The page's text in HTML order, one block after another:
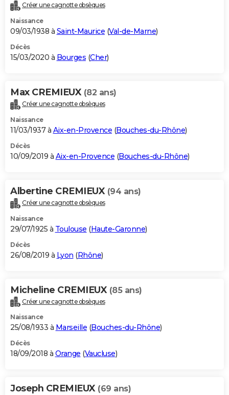
Créer une cagnotte obsèques
Naissance
09/03/1938 à Saint-Maurice (Val-de-Marne)
Décès
15/03/2020 à Bourges (Cher)
Max CREMIEUX (82 ans)
Créer une cagnotte obsèques
Naissance
11/03/1937 à Aix-en-Provence (Bouches-du-Rhône)
Décès
10/09/2019 à Aix-en-Provence (Bouches-du-Rhône)
Albertine CREMIEUX (94 ans)
Créer une cagnotte obsèques
Naissance
29/07/1925 à Toulouse (Haute-Garonne)
Décès
26/08/2019 à Lyon (Rhône)
Micheline CREMIEUX (85 ans)
Créer une cagnotte obsèques
Naissance
25/08/1933 à Marseille (Bouches-du-Rhône)
Décès
18/09/2018 à Orange (Vaucluse)
Joseph CREMIEUX (69 ans)